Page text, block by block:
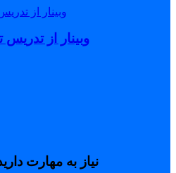
وبینار از
نیاز به مهارت